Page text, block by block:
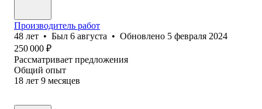
Производитель работ
48 лет • Был 6 августа • Обновлено 5 февраля 2024
250 000 ₽
Рассматривает предложения
Общий опыт
18 лет 9 месяцев